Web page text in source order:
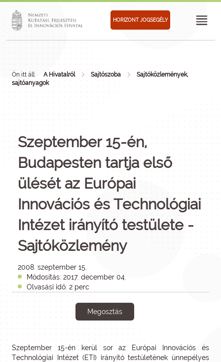
HORIZONT JOGSEGÉLY
Ön itt áll: A Hivatalról Sajtószoba
Sajtóközlemények,
sajtóanyagok
Szeptember 15-én,
Budapesten tartja első
ülését az Európai
Innovációs és Technológiai
Intézet irányító testülete -
Sajtóközlemény
2008. szeptember 15.
Módosítás: 2017. december 04.
Olvasási idő: 2 perc
Megosztás
Szeptember 15-én kerül sor az Európai Innovációs és
Technológiai Intézet (ETI) irányító testületének ünnepélyes